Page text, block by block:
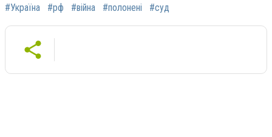
#Україна #рф #війна #полонені #суд